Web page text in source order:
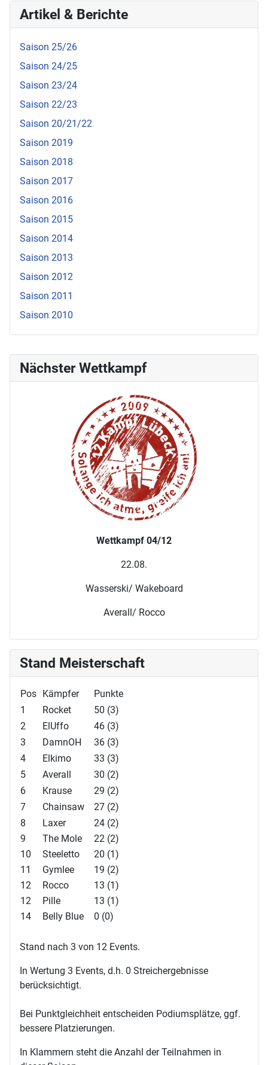
Nächster Wettkampf
Wettkampf 04/12
22.08.
Wasserski/ Wakeboard
Averall/ Rocco
Stand Meisterschaft
Pos Kämpfer
Punkte
1
Rocket
50 (3)
2
ElUffo
46 (3)
3
DamnOH
36 (3)
4
Elkimo
33 (3)
5
Averall
30 (2)
6
Krause
29 (2)
7
Chainsaw
27 (2)
8
Laxer
24 (2)
9
The Mole
22 (2)
10
Steeletto
20 (1)
11
Gymlee
19 (2)
12
Rocco
13 (1)
12
Pille
13 (1)
14
Belly Blue 0 (0)
Stand nach 3 von 12 Events.
In Wertung 3 Events, d.h. 0 Streichergebnisse
berücksichtigt.
Bei Punktgleichheit entscheiden Podiumsplätze, ggf.
bessere Platzierungen.
In Klammern steht die Anzahl der Teilnahmen in
Artikel & Berichte
Saison 25/26
Saison 24/25
Saison 23/24
Saison 22/23
Saison 20/21/22
Saison 2019
Saison 2018
Saison 2017
Saison 2016
Saison 2015
Saison 2014
Saison 2013
Saison 2012
Saison 2011
Saison 2010